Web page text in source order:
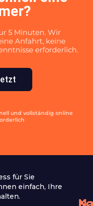
5 Minuten. Wir
Anfahrt, keine
erforderlich.
und vollständig online
für Sie
einfach, Ihre